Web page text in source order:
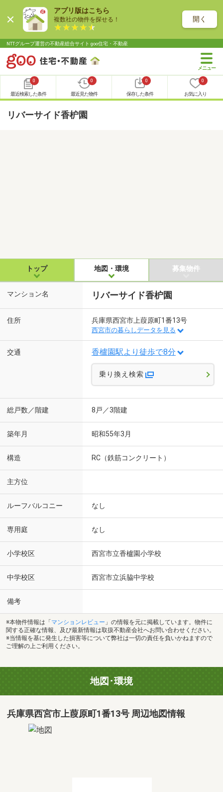
アプリ版はこちら
複数社の物件を探せる！ 開く
NTTグループ運営の不動産総合サイト goo住宅・不動産
0
最近検索した条件
0
最近見た物件
0
保存した条件
0
お気に入り
リバーサイド香枦園
トップ 地図・環境 募集物件
マンション名 リバーサイド香枦園
住所 兵庫県西宮市上葭原町1番13号
西宮市の暮らしデータを見る
交通 香櫨園駅より徒歩で8分
乗り換え検索
総戸数／階建 8戸／3階建
築年月 昭和55年3月
構造 RC（鉄筋コンクリート）
主方位
ルーフバルコニー なし
専用庭 なし
小学校区 西宮市立香櫨園小学校
中学校区 西宮市立浜脇中学校
備考
※本物件情報は「 マンションレビュー 」の情報を元に掲載しています。物件に
関する正確な情報、及び最新情報は取扱不動産会社へお問い合わせください。
※当情報を基に発生した損害等について弊社は一切の責任を負いかねますので
ご理解の上ご利用ください。
地図･環境
兵庫県西宮市上葭原町1番13号 周辺地図情報